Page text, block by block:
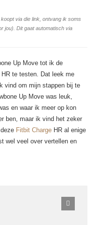
via die link, ontvang ik soms
jou). Dit gaat automatisch via
Up Move tot ik de
te testen. Dat leek me
vind om mijn stappen bij te
Up Move was leuk,
en waar ik meer op kon
ben, maar ik vind het zeker
Fitbit Charge HR al enige
wel veel over vertellen en